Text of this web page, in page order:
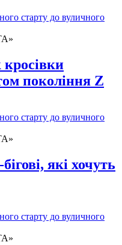
старту до вуличного
покоління Z
старту до вуличного
які хочуть
старту до вуличного